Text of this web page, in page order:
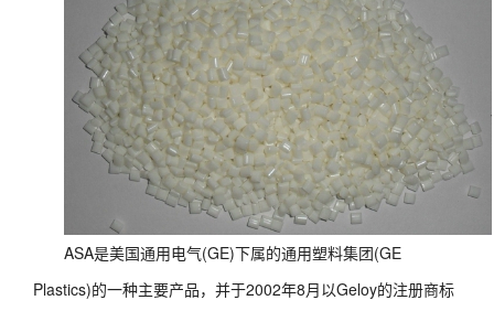
ASA是美国通用电气(GE)下属的通用塑料集团(GE
Plastics)的一种主要产品，并于2002年8月以Geloy的注册商标